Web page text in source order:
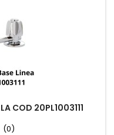
COD 20PL1003111
(0)